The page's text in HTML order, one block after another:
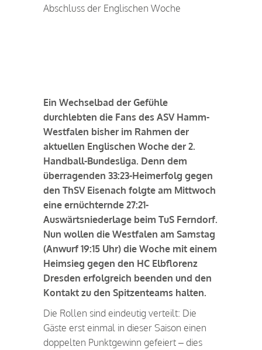
Abschluss der Englischen Woche
Ein Wechselbad der Gefühle
durchlebten die Fans des ASV Hamm-
Westfalen bisher im Rahmen der
aktuellen Englischen Woche der 2.
Handball-Bundesliga. Denn dem
überragenden 33:23-Heimerfolg gegen
den ThSV Eisenach folgte am Mittwoch
eine ernüchternde 27:21-
Auswärtsniederlage beim TuS Ferndorf.
Nun wollen die Westfalen am Samstag
(Anwurf 19:15 Uhr) die Woche mit einem
Heimsieg gegen den HC Elbflorenz
Dresden erfolgreich beenden und den
Kontakt zu den Spitzenteams halten.
Die Rollen sind eindeutig verteilt: Die
Gäste erst einmal in dieser Saison einen
doppelten Punktgewinn gefeiert – dies